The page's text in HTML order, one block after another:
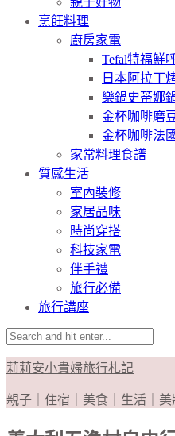
烹飪料理
廚房家電
Tefal特福鮮
日本阿拉丁
樂鍋史蒂娜
金杯咖啡磨
金杯咖啡法
家常料理食譜
質感生活
室內裝修
家居品味
時尚穿搭
科技家電
伴手禮
旅行必備
旅行講座
莉莉安小貴婦旅行札記
親子｜住宿｜美食｜生活｜